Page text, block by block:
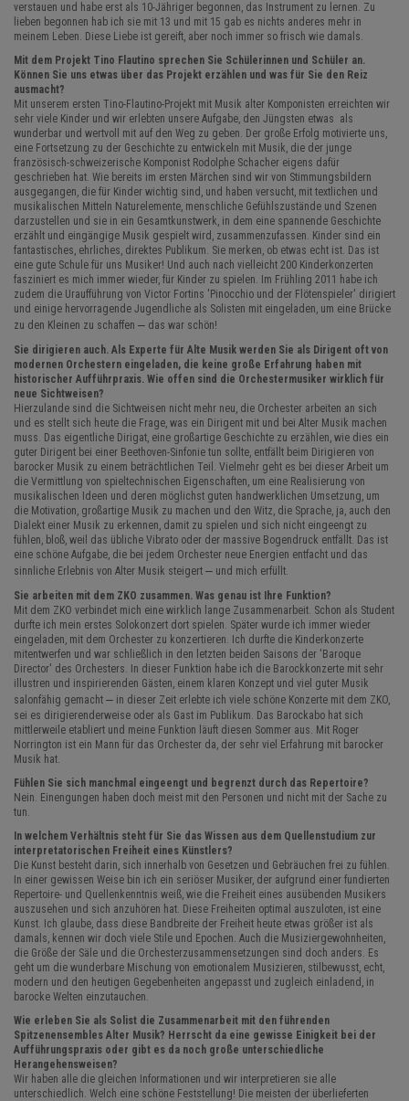
verstauen und habe erst als 10-Jähriger begonnen, das Instrument zu lernen. Zu
lieben begonnen hab ich sie mit 13 und mit 15 gab es nichts anderes mehr in
meinem Leben. Diese Liebe ist gereift, aber noch immer so frisch wie damals.
Mit dem Projekt Tino Flautino sprechen Sie Schülerinnen und Schüler an.
Können Sie uns etwas über das Projekt erzählen und was für Sie den Reiz
ausmacht?
Mit unserem ersten Tino-Flautino-Projekt mit Musik alter Komponisten erreichten wir
sehr viele Kinder und wir erlebten unsere Aufgabe, den Jüngsten etwas als
wunderbar und wertvoll mit auf den Weg zu geben. Der große Erfolg motivierte uns,
eine Fortsetzung zu der Geschichte zu entwickeln mit Musik, die der junge
französisch-schweizerische Komponist Rodolphe Schacher eigens dafür
geschrieben hat. Wie bereits im ersten Märchen sind wir von Stimmungsbildern
ausgegangen, die für Kinder wichtig sind, und haben versucht, mit textlichen und
musikalischen Mitteln Naturelemente, menschliche Gefühlszustände und Szenen
darzustellen und sie in ein Gesamtkunstwerk, in dem eine spannende Geschichte
erzählt und eingängige Musik gespielt wird, zusammenzufassen. Kinder sind ein
fantastisches, ehrliches, direktes Publikum. Sie merken, ob etwas echt ist. Das ist
eine gute Schule für uns Musiker! Und auch nach vielleicht 200 Kinderkonzerten
fasziniert es mich immer wieder, für Kinder zu spielen. Im Frühling 2011 habe ich
zudem die Uraufführung von Victor Fortins 'Pinocchio und der Flötenspieler' dirigiert
und einige hervorragende Jugendliche als Solisten mit eingeladen, um eine Brücke
zu den Kleinen zu schaffen – das war schön!
Sie dirigieren auch. Als Experte für Alte Musik werden Sie als Dirigent oft von
modernen Orchestern eingeladen, die keine große Erfahrung haben mit
historischer Aufführpraxis. Wie offen sind die Orchestermusiker wirklich für
neue Sichtweisen?
Hierzulande sind die Sichtweisen nicht mehr neu, die Orchester arbeiten an sich
und es stellt sich heute die Frage, was ein Dirigent mit und bei Alter Musik machen
muss. Das eigentliche Dirigat, eine großartige Geschichte zu erzählen, wie dies ein
guter Dirigent bei einer Beethoven-Sinfonie tun sollte, entfällt beim Dirigieren von
barocker Musik zu einem beträchtlichen Teil. Vielmehr geht es bei dieser Arbeit um
die Vermittlung von spieltechnischen Eigenschaften, um eine Realisierung von
musikalischen Ideen und deren möglichst guten handwerklichen Umsetzung, um
die Motivation, großartige Musik zu machen und den Witz, die Sprache, ja, auch den
Dialekt einer Musik zu erkennen, damit zu spielen und sich nicht eingeengt zu
fühlen, bloß, weil das übliche Vibrato oder der massive Bogendruck entfällt. Das ist
eine schöne Aufgabe, die bei jedem Orchester neue Energien entfacht und das
sinnliche Erlebnis von Alter Musik steigert – und mich erfüllt.
Sie arbeiten mit dem ZKO zusammen. Was genau ist Ihre Funktion?
Mit dem ZKO verbindet mich eine wirklich lange Zusammenarbeit. Schon als Student
durfte ich mein erstes Solokonzert dort spielen. Später wurde ich immer wieder
eingeladen, mit dem Orchester zu konzertieren. Ich durfte die Kinderkonzerte
mitentwerfen und war schließlich in den letzten beiden Saisons der 'Baroque
Director' des Orchesters. In dieser Funktion habe ich die Barockkonzerte mit sehr
illustren und inspirierenden Gästen, einem klaren Konzept und viel guter Musik
salonfähig gemacht – in dieser Zeit erlebte ich viele schöne Konzerte mit dem ZKO,
sei es dirigierenderweise oder als Gast im Publikum. Das Barockabo hat sich
mittlerweile etabliert und meine Funktion läuft diesen Sommer aus. Mit Roger
Norrington ist ein Mann für das Orchester da, der sehr viel Erfahrung mit barocker
Musik hat.
Fühlen Sie sich manchmal eingeengt und begrenzt durch das Repertoire?
Nein. Einengungen haben doch meist mit den Personen und nicht mit der Sache zu
tun.
In welchem Verhältnis steht für Sie das Wissen aus dem Quellenstudium zur
interpretatorischen Freiheit eines Künstlers?
Die Kunst besteht darin, sich innerhalb von Gesetzen und Gebräuchen frei zu fühlen.
In einer gewissen Weise bin ich ein seriöser Musiker, der aufgrund einer fundierten
Repertoire- und Quellenkenntnis weiß, wie die Freiheit eines ausübenden Musikers
auszusehen und sich anzuhören hat. Diese Freiheiten optimal auszuloten, ist eine
Kunst. Ich glaube, dass diese Bandbreite der Freiheit heute etwas größer ist als
damals, kennen wir doch viele Stile und Epochen. Auch die Musiziergewohnheiten,
die Größe der Säle und die Orchesterzusammensetzungen sind doch anders. Es
geht um die wunderbare Mischung von emotionalem Musizieren, stilbewusst, echt,
modern und den heutigen Gegebenheiten angepasst und zugleich einladend, in
barocke Welten einzutauchen.
Wie erleben Sie als Solist die Zusammenarbeit mit den führenden
Spitzenensembles Alter Musik? Herrscht da eine gewisse Einigkeit bei der
Aufführungspraxis oder gibt es da noch große unterschiedliche
Herangehensweisen?
Wir haben alle die gleichen Informationen und wir interpretieren sie alle
unterschiedlich. Welch eine schöne Feststellung! Die meisten der überlieferten